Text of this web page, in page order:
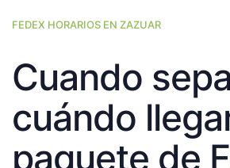
FEDEX HORARIOS EN ZAZUAR
Cuando
cuándo
paquete de